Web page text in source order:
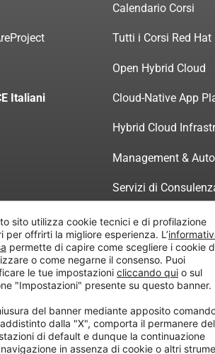
Italiani
Calendario Corsi
Tutti i Corsi Red Hat
Open Hybrid Cloud
Cloud-Native App
Hybrid Cloud
Management &
Servizi di
Informatica”
sito utilizza cookie tecnici e di profilazione
per offrirti la migliore esperienza. L’
permette di capire come scegliere i cookie
o come negarne il consenso. Puoi
le tue impostazioni cliccando qui o sul
"Impostazioni" presente su questo banner.
del banner mediante apposito
dalla "X", comporta il permanere
di default e dunque la continuazione
in assenza di cookie o altri